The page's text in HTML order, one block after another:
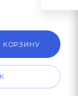
КОРЗИНУ